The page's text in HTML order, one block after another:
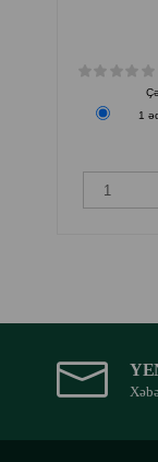
1